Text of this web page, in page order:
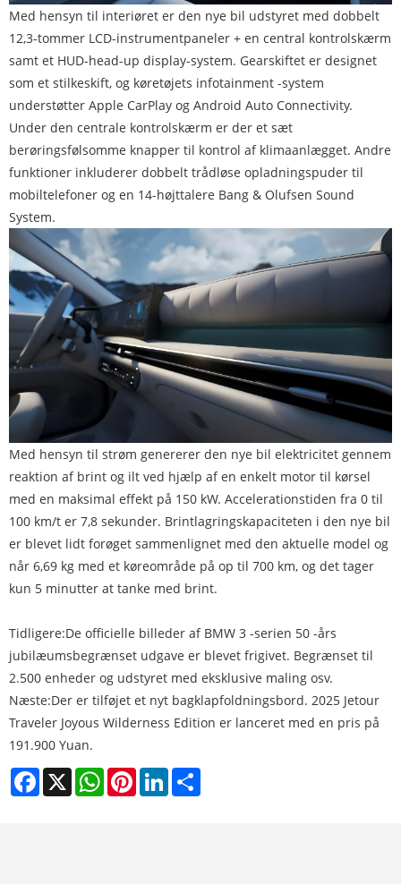
Med hensyn til interiøret er den nye bil udstyret med dobbelt
12,3-tommer LCD-instrumentpaneler + en central kontrolskærm
samt et HUD-head-up display-system. Gearskiftet er designet
som et stilkeskift, og køretøjets infotainment -system
understøtter Apple CarPlay og Android Auto Connectivity.
Under den centrale kontrolskærm er der et sæt
berøringsfølsomme knapper til kontrol af klimaanlægget. Andre
funktioner inkluderer dobbelt trådløse opladningspuder til
mobiltelefoner og en 14-højttalere Bang & Olufsen Sound
System.
Med hensyn til strøm genererer den nye bil elektricitet gennem
reaktion af brint og ilt ved hjælp af en enkelt motor til kørsel
med en maksimal effekt på 150 kW. Accelerationstiden fra 0 til
100 km/t er 7,8 sekunder. Brintlagringskapaciteten i den nye bil
er blevet lidt forøget sammenlignet med den aktuelle model og
når 6,69 kg med et køreområde på op til 700 km, og det tager
kun 5 minutter at tanke med brint.
Tidligere:De officielle billeder af BMW 3 -serien 50 -års
jubilæumsbegrænset udgave er blevet frigivet. Begrænset til
2.500 enheder og udstyret med eksklusive maling osv.
Næste:Der er tilføjet et nyt bagklapfoldningsbord. 2025 Jetour
Traveler Joyous Wilderness Edition er lanceret med en pris på
191.900 Yuan.
Facebook
X WhatsAppPinterestLinkedIn